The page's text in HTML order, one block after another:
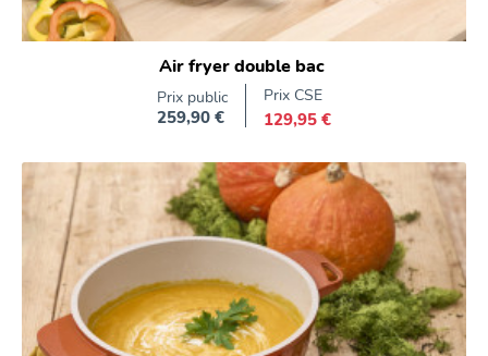
Air fryer double bac
Prix public
Prix
259,90 €
Prix CSE
129,95 €